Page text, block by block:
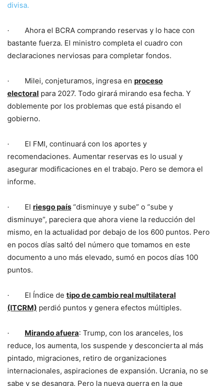
divisa.
· Ahora el BCRA comprando reservas y lo hace con
bastante fuerza. El ministro completa el cuadro con
declaraciones nerviosas para completar fondos.
· Milei, conjeturamos, ingresa en proceso
electoral para 2027. Todo girará mirando esa fecha. Y
doblemente por los problemas que está pisando el
gobierno.
· El FMI, continuará con los aportes y
recomendaciones. Aumentar reservas es lo usual y
asegurar modificaciones en el trabajo. Pero se demora el
informe.
· El riesgo país “disminuye y sube” o “sube y
disminuye”, pareciera que ahora viene la reducción del
mismo, en la actualidad por debajo de los 600 puntos. Pero
en pocos días saltó del número que tomamos en este
documento a uno más elevado, sumó en pocos días 100
puntos.
· El Índice de tipo de cambio real multilateral
(ITCRM) perdió puntos y genera efectos múltiples.
· Mirando afuera: Trump, con los aranceles, los
reduce, los aumenta, los suspende y desconcierta al más
pintado, migraciones, retiro de organizaciones
internacionales, aspiraciones de expansión. Ucrania, no se
sabe y se desangra. Pero la nueva guerra en la que